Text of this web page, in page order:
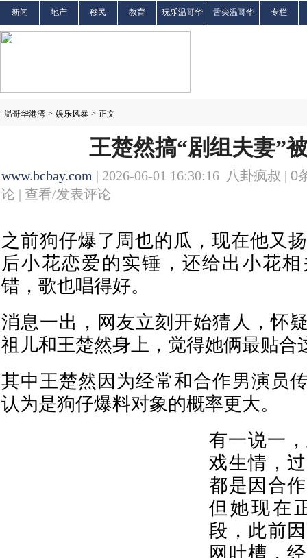
新闻 地产 移民 教育 玩乐温哥华 舌尖温哥华 专栏
温哥华港湾 > 娱乐风暴 > 正文
王楚然搞“剧组夫妻”
www.bcbay.com | 2026-06-01 16:30:16 八卦疯叔 | 0
论 | 查看/发表评论
之前狗仔爆了周也的瓜，现在他又
后小花恋爱的实锤，还给出小花
错，歌也唱得好。
消息一出，网友立刻开始猜人，怀
祖儿和王楚然身上，觉得她俩最贴合
其中王楚然因为经常和合作男演员
认为是狗仔爆料对象的概率更大。
有一说一
戏生情，
都是因合
但她现在
段，此前
网吐槽，